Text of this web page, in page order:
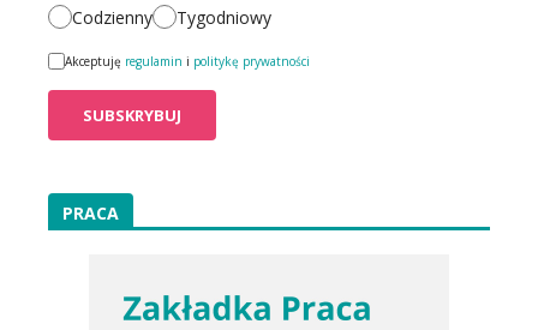
Codzienny Tygodniowy
Akceptuję regulamin i politykę prywatności
PRACA